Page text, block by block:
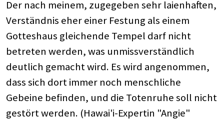
Der nach meinem, zugegeben sehr laienhaften,
Verständnis eher einer Festung als einem
Gotteshaus gleichende Tempel darf nicht
betreten werden, was unmissverständlich
deutlich gemacht wird. Es wird angenommen,
dass sich dort immer noch menschliche
Gebeine befinden, und die Totenruhe soll nicht
gestört werden. (Hawai'i-Expertin "Angie"